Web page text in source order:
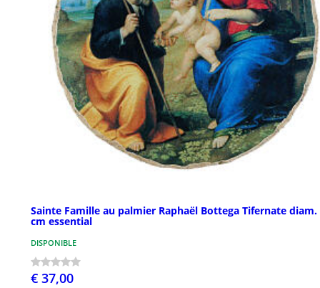
Sainte Famille au palmier Raphaël Bottega Tifernate diam.
cm essential
DISPONIBLE
€ 37,00